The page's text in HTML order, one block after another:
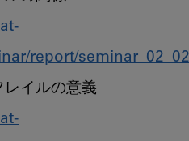
report/